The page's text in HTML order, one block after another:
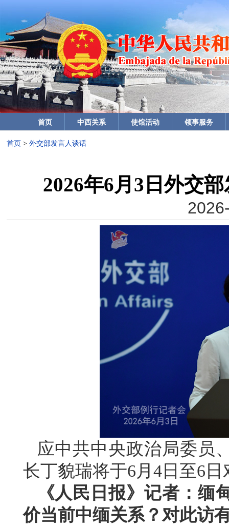
首页 中西关系 使馆活动 领事服务
首页 > 外交部发言人谈话
2026年6月3日外交
应中共中央政治局委员
长丁貌瑞将于6月4日至6
《人民日报》记者：缅
价当前中缅关系？对此访